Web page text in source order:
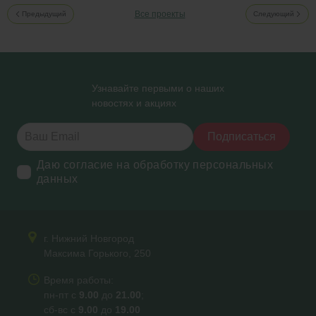
Предыдущий Все проекты Следующий
Узнавайте первыми о наших
новостях и акциях
Подписаться
Даю согласие на обработку персональных
данных